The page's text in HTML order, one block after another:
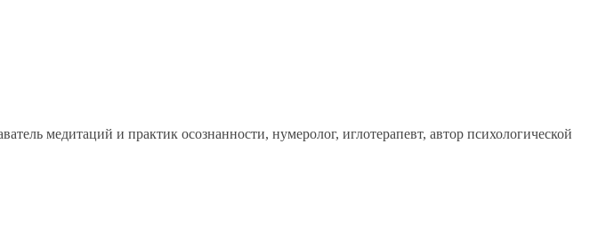
медитаций и практик осознанности, нумеролог, иглотерапевт, автор психологической